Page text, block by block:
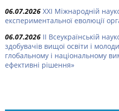
06.07.2026 ХХІ Міжнародній
експериментальної еволюції
06.07.2026 ІІ Всеукраїнській
здобувачів вищої освіти і
глобальному і національному
ефективні рішення»